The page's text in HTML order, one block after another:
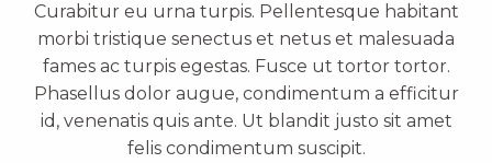
Curabitur eu urna turpis. Pellentesque habitant
morbi tristique senectus et netus et malesuada
fames ac turpis egestas. Fusce ut tortor tortor.
Phasellus dolor augue, condimentum a efficitur
id, venenatis quis ante. Ut blandit justo sit amet
felis condimentum suscipit.